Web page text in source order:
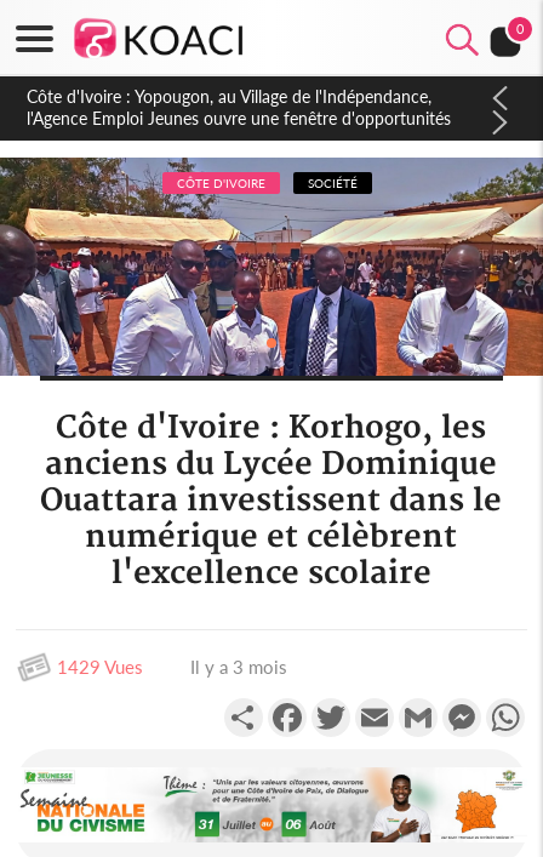
0
Côte d'Ivoire : CHU de Treichville, après la fronde, les agents
contractuels obtiennent un accord avec la direction sur les
arriérés du SMIG 2023
CÔTE D'IVOIRE SOCIÉTÉ
Côte d'Ivoire : Korhogo, les
anciens du Lycée Dominique
Ouattara investissent dans le
numérique et célèbrent
l'excellence scolaire
1429 Vues Il y a 3 mois
PartagerFacebookTwitterEmail Gmail